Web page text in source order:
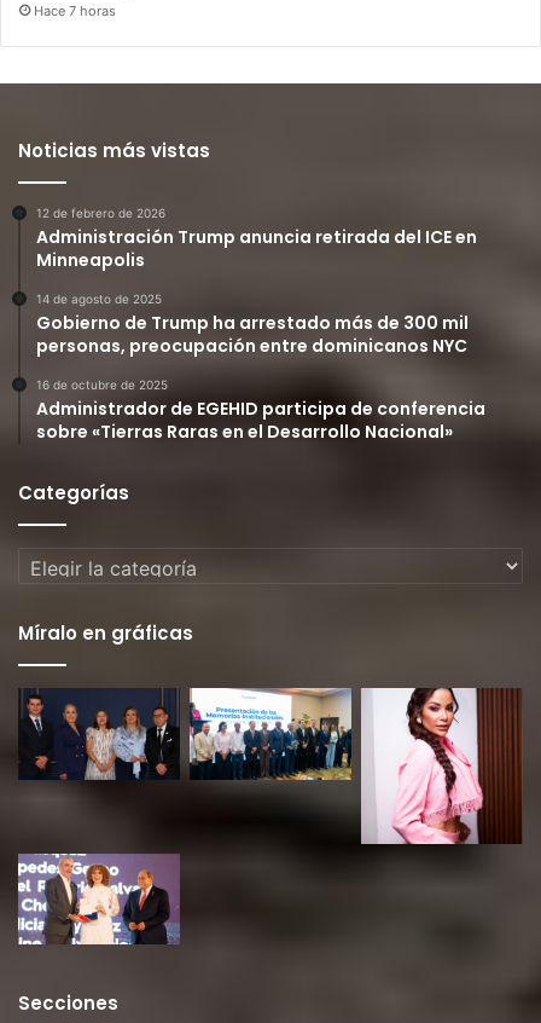
Hace 7 horas
Noticias más vistas
12 de febrero de 2026
Administración Trump anuncia retirada del ICE en
Minneapolis
14 de agosto de 2025
Gobierno de Trump ha arrestado más de 300 mil
personas, preocupación entre dominicanos NYC
16 de octubre de 2025
Administrador de EGEHID participa de conferencia
sobre «Tierras Raras en el Desarrollo Nacional»
Categorías
Categorías
Míralo en gráficas
Secciones